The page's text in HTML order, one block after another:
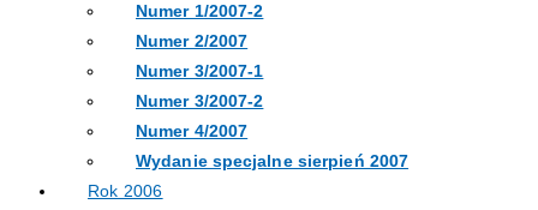
Numer 1/2007-2
Numer 2/2007
Numer 3/2007-1
Numer 3/2007-2
Numer 4/2007
Wydanie specjalne sierpień 2007
Rok 2006